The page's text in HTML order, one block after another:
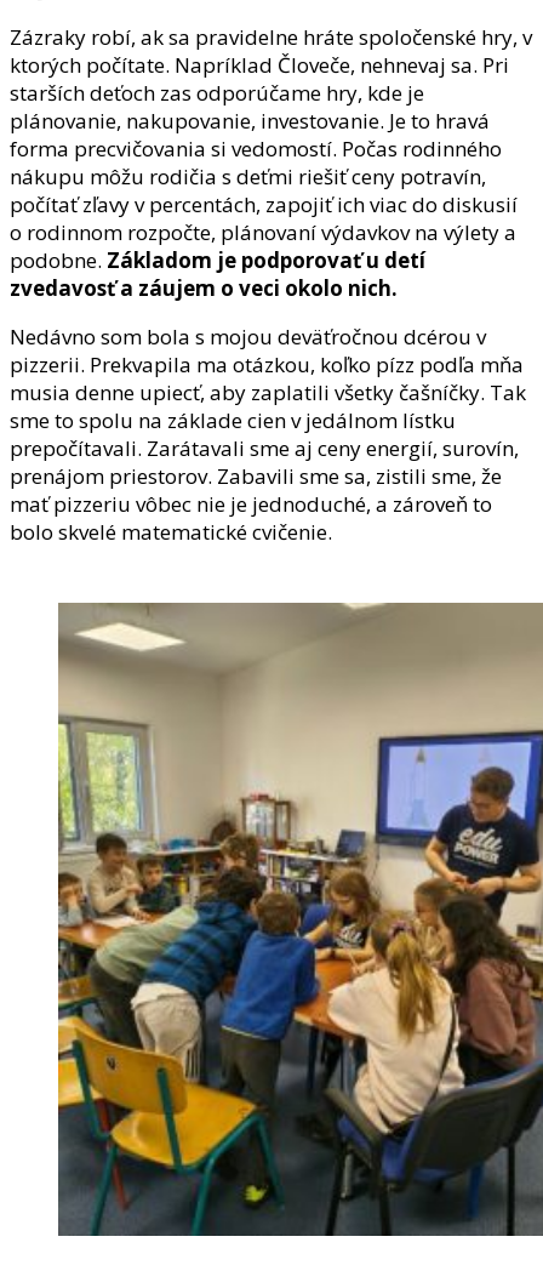
Zázraky robí, ak sa pravidelne hráte spoločenské hry, v
ktorých počítate. Napríklad Človeče, nehnevaj sa. Pri
starších deťoch zas odporúčame hry, kde je
plánovanie, nakupovanie, investovanie. Je to hravá
forma precvičovania si vedomostí. Počas rodinného
nákupu môžu rodičia s deťmi riešiť ceny potravín,
počítať zľavy v percentách, zapojiť ich viac do diskusií
o rodinnom rozpočte, plánovaní výdavkov na výlety a
podobne. Základom je podporovať u detí
zvedavosť a záujem o veci okolo nich.
Nedávno som bola s mojou deväťročnou dcérou v
pizzerii. Prekvapila ma otázkou, koľko pízz podľa mňa
musia denne upiecť, aby zaplatili všetky čašníčky. Tak
sme to spolu na základe cien v jedálnom lístku
prepočítavali. Zarátavali sme aj ceny energií, surovín,
prenájom priestorov. Zabavili sme sa, zistili sme, že
mať pizzeriu vôbec nie je jednoduché, a zároveň to
bolo skvelé matematické cvičenie.